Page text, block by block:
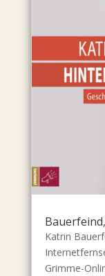
Katrin
Grimme-